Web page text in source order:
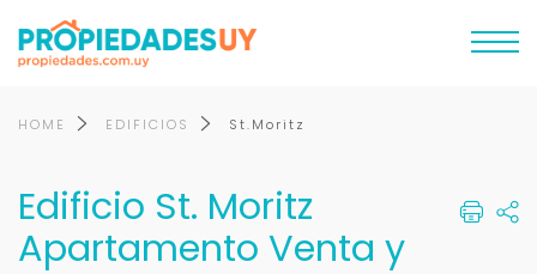
HOME EDIFICIOS St.Moritz
Edificio St. Moritz
Apartamento Venta y